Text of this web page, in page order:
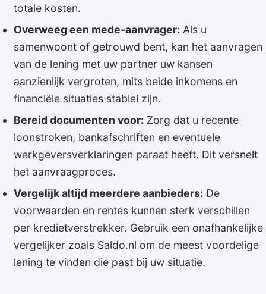
totale kosten.
Overweeg een mede-aanvrager: Als u
samenwoont of getrouwd bent, kan het aanvragen
van de lening met uw partner uw kansen
aanzienlijk vergroten, mits beide inkomens en
financiële situaties stabiel zijn.
Bereid documenten voor: Zorg dat u recente
loonstroken, bankafschriften en eventuele
werkgeversverklaringen paraat heeft. Dit versnelt
het aanvraagproces.
Vergelijk altijd meerdere aanbieders: De
voorwaarden en rentes kunnen sterk verschillen
per kredietverstrekker. Gebruik een onafhankelijke
vergelijker zoals Saldo.nl om de meest voordelige
lening te vinden die past bij uw situatie.